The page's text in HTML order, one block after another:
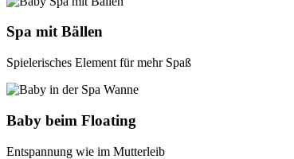
Spa mit Bällen
Spielerisches Element für mehr Spaß
Baby beim Floating
Entspannung wie im Mutterleib